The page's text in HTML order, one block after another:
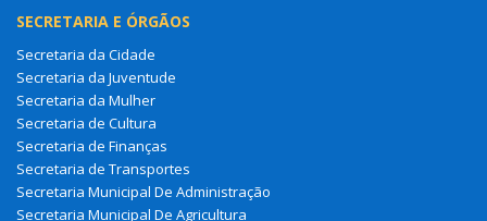
SECRETARIA E ÓRGÃOS
Secretaria da Cidade
Secretaria da Juventude
Secretaria da Mulher
Secretaria de Cultura
Secretaria de Finanças
Secretaria de Transportes
Secretaria Municipal De Administração
Secretaria Municipal De Agricultura